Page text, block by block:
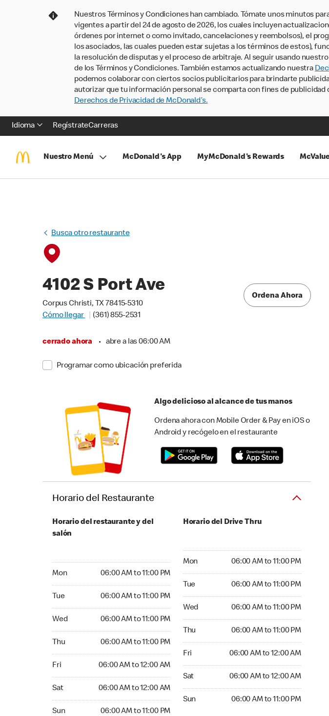
Nuestros Términos y Condiciones han cambiado. Tómate unos minutos
vigentes a partir del 24 de agosto de 2026, los cuales incluyen
órdenes por internet o como invitado, cancelaciones y reembolsos), el
los asociados, las cuales pueden estar sujetas a los términos de estos),
la resolución de disputas y el proceso de arbitraje. Al seguir usando
de los Términos y Condiciones. También estamos actualizando nuestra
podemos colaborar con ciertos socios publicitarios para brindarte
autorizar que tu información personal se comparta con fines de publicidad
Derechos de Privacidad de McDonald’s.
Idioma RegístrateCarreras
Nuestro Menú McDonald's App MyMcDonald's Rewards
Busca otro restaurante
4102 S Port Ave
Corpus Christi, TX 78415-5310
Cómo llegar
(361) 855-2531
cerrado ahora • abre a las 06:00 AM
Programar como ubicación preferida
Ordena Ahora
Algo delicioso al alcance de tus manos
Ordena ahora con Mobile Order & Pay en iOS o
Android y recógelo en el restaurante
Horario del Restaurante
Horario del restaurante y del
salón
Mon 06:00 AM to 11:00 PM
Tue 06:00 AM to 11:00 PM
Wed 06:00 AM to 11:00 PM
Thu 06:00 AM to 11:00 PM
Fri 06:00 AM to 12:00 AM
Sat 06:00 AM to 12:00 AM
Sun 06:00 AM to 11:00 PM
Horario del Drive Thru
Mon 06:00 AM to 11:00 PM
Tue 06:00 AM to 11:00 PM
Wed 06:00 AM to 11:00 PM
Thu 06:00 AM to 11:00 PM
Fri 06:00 AM to 12:00 AM
Sat 06:00 AM to 12:00 AM
Sun 06:00 AM to 11:00 PM